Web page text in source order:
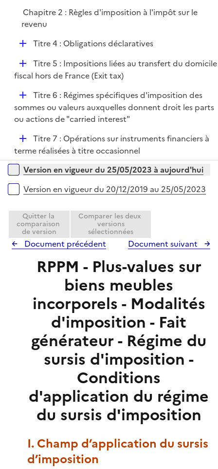
Chapitre 2 : Règles d'imposition à l'impôt sur le
revenu
D
l
r
Titre 4 : Obligations déclaratives
D
é
i
e
Titre 5 : Impositions liées au transfert du domicile
fiscal hors de France (Exit tax)
D
é
p
e
r
Titre 6 : Régimes spécifiques d'imposition des
sommes ou valeurs auxquelles donnent droit les parts
ou actions de "carried interest"
D
é
p
l
i
e
r
Titre 7 : Opérations sur instruments financiers à
terme réalisées à titre occasionnel
Versions sur la période
Version en vigueur du 25/05/2023 à aujourd'hui
Version en vigueur du 20/12/2019 au 25/05/2023
Quitter la
comparaison
de version
Comparer les deux
versions
sélectionnées
Document précédent Document suivant
RPPM - Plus-values sur
biens meubles
incorporels - Modalités
d'imposition - Fait
générateur - Régime du
sursis d'imposition -
Conditions
d'application du régime
du sursis d'imposition
I. Champ d’application du sursis
d’imposition